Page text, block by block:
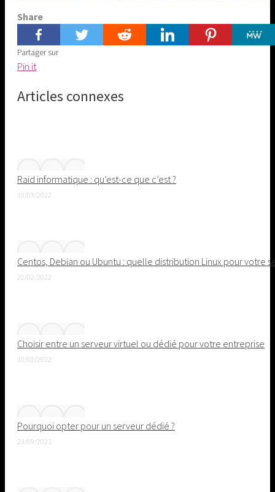
Share
Partager sur
Pin itShare
Pinterest
Articles connexes
Raid informatique : qu’est-ce que c’est ?
10/03/2022
Centos, Debian ou Ubuntu : quelle distribution Linux pour votre
22/02/2022
Choisir entre un serveur virtuel ou dédié pour votre entreprise
10/02/2022
Pourquoi opter pour un serveur dédié ?
23/09/2021